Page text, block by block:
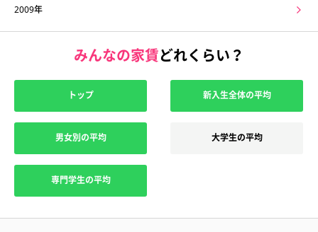
2009年
みんなの家賃どれくらい？
トップ 新入生全体の平均
男女別の平均 大学生の平均
専門学生の平均